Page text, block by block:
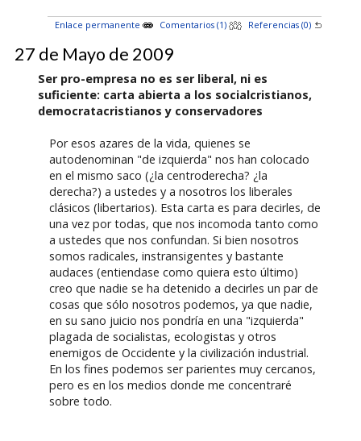
Enlace permanente Comentarios (1) Referencias (0)
27 de Mayo de 2009
Ser pro-empresa no es ser liberal, ni es
suficiente: carta abierta a los socialcristianos,
democratacristianos y conservadores
Por esos azares de la vida, quienes se
autodenominan "de izquierda" nos han colocado
en el mismo saco (¿la centroderecha? ¿la
derecha?) a ustedes y a nosotros los liberales
clásicos (libertarios). Esta carta es para decirles, de
una vez por todas, que nos incomoda tanto como
a ustedes que nos confundan. Si bien nosotros
somos radicales, instransigentes y bastante
audaces (entiendase como quiera esto último)
creo que nadie se ha detenido a decirles un par de
cosas que sólo nosotros podemos, ya que nadie,
en su sano juicio nos pondría en una "izquierda"
plagada de socialistas, ecologistas y otros
enemigos de Occidente y la civilización industrial.
En los fines podemos ser parientes muy cercanos,
pero es en los medios donde me concentraré
sobre todo.